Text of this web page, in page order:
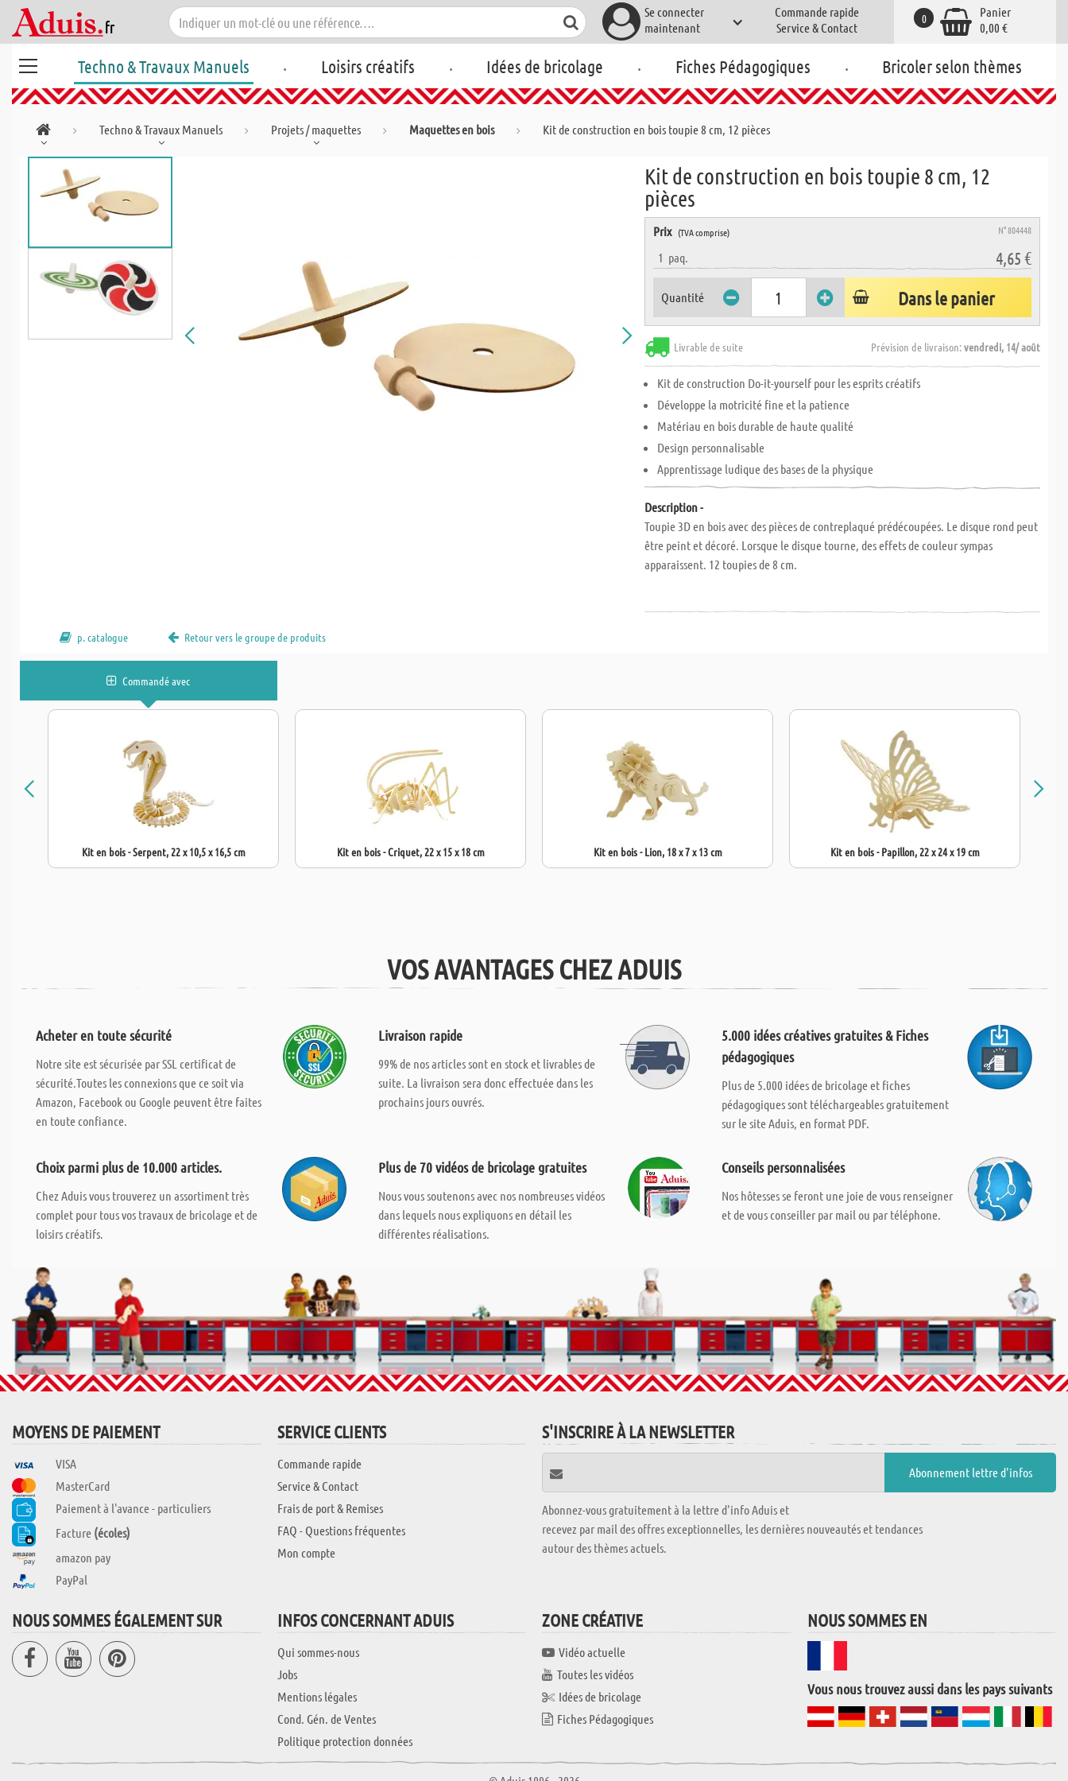
Se connecter
maintenant
Commande rapide
Service & Contact
Panier
0,00 €
0
Techno & Travaux Manuels . Loisirs créatifs . Idées de bricolage . Fiches Pédagogiques . Bricoler selon thèmes
Techno & Travaux Manuels Projets / maquettes Maquettes en bois Kit de construction en bois toupie 8 cm, 12 pièces
Kit de construction en bois toupie 8 cm, 12
pièces
Prix (TVA comprise) N° 804448
1 paq. 4,65 €
Quantité Dans le panier
Livrable de suite Prévision de livraison:vendredi, 14/ août
Kit de construction Do-it-yourself pour les esprits créatifs
Développe la motricité fine et la patience
Matériau en bois durable de haute qualité
Design personnalisable
Apprentissage ludique des bases de la physique
Description -
Toupie 3D en bois avec des pièces de contreplaqué prédécoupées. Le disque rond peut
être peint et décoré. Lorsque le disque tourne, des effets de couleur sympas
apparaissent. 12 toupies de 8 cm.
p. catalogue Retour vers le groupe de produits
Commandé avec
Kit en bois - Serpent, 22 x 10,5 x 16,5 cm Kit en bois - Criquet, 22 x 15 x 18 cm Kit en bois - Lion, 18 x 7 x 13 cm Kit en bois - Papillon, 22 x 24 x 19 cm
VOS AVANTAGES CHEZ ADUIS
Acheter en toute sécurité
Notre site est sécurisée par SSL certificat de
sécurité.Toutes les connexions que ce soit via
Amazon, Facebook ou Google peuvent être faites
en toute confiance.
Livraison rapide
99% de nos articles sont en stock et livrables de
suite. La livraison sera donc effectuée dans les
prochains jours ouvrés.
5.000 idées créatives gratuites & Fiches
pédagogiques
Plus de 5.000 idées de bricolage et fiches
pédagogiques sont téléchargeables gratuitement
sur le site Aduis, en format PDF.
Choix parmi plus de 10.000 articles.
Chez Aduis vous trouverez un assortiment très
complet pour tous vos travaux de bricolage et de
loisirs créatifs.
Plus de 70 vidéos de bricolage gratuites
Nous vous soutenons avec nos nombreuses vidéos
dans lequels nous expliquons en détail les
différentes réalisations.
Conseils personnalisées
Nos hôtesses se feront une joie de vous renseigner
et de vous conseiller par mail ou par téléphone.
MOYENS DE PAIEMENT
VISA
MasterCard
Paiement à l'avance - particuliers
Facture (écoles)
amazon pay
PayPal
SERVICE CLIENTS
Commande rapide
Service & Contact
Frais de port & Remises
FAQ - Questions fréquentes
Mon compte
S'INSCRIRE À LA NEWSLETTER
Abonnez-vous gratuitement à la lettre d'info Aduis et
recevez par mail des offres exceptionnelles, les dernières nouveautés et tendances
autour des thèmes actuels.
NOUS SOMMES ÉGALEMENT SUR INFOS CONCERNANT ADUIS
Qui sommes-nous
Jobs
Mentions légales
Cond. Gén. de Ventes
Politique protection données
ZONE CRÉATIVE
Vidéo actuelle
Toutes les vidéos
Idées de bricolage
Fiches Pédagogiques
NOUS SOMMES EN
Vous nous trouvez aussi dans les pays suivants